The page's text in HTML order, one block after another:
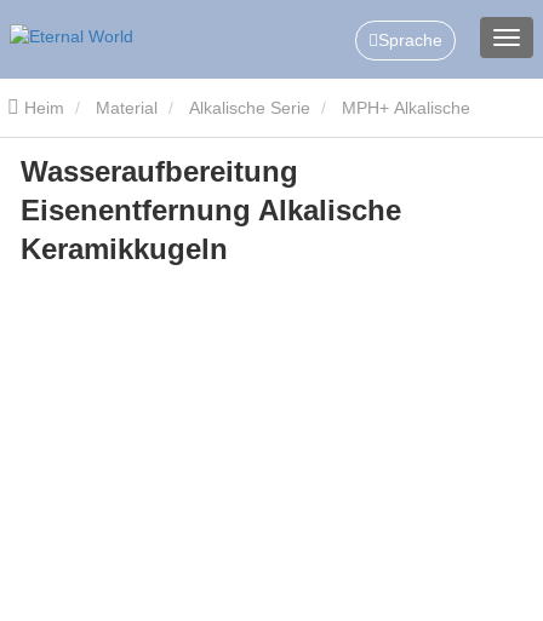
Sprache
Heim Material Alkalische Serie MPH+ Alkalische
Keramikkugeln Wasseraufbereitung Eisenentfernung Alkalische
Keramikkugeln
Wasseraufbereitung
Eisenentfernung Alkalische
Keramikkugeln